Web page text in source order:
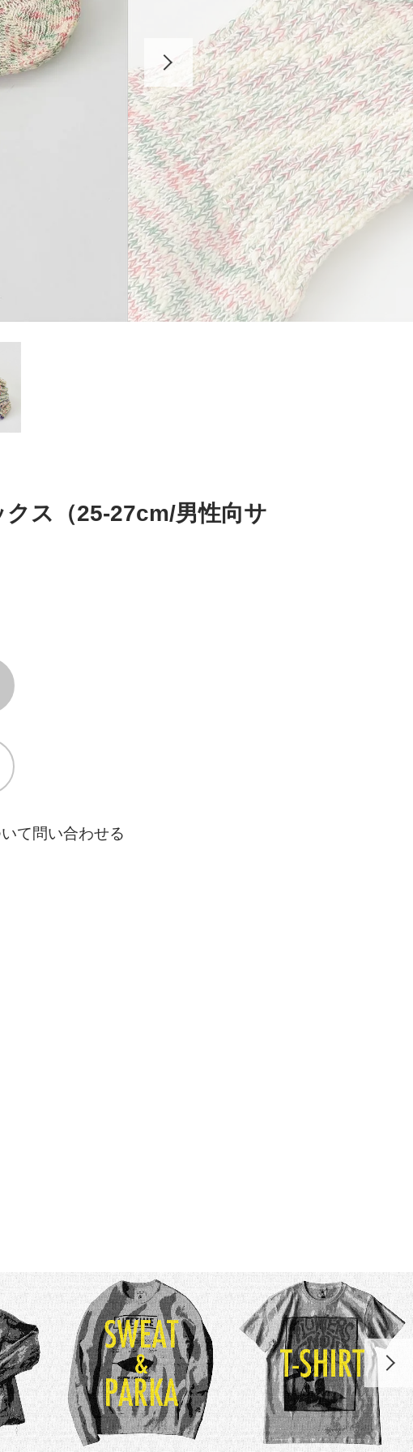
ス（25-27cm/男性向サ
て問い合わせる